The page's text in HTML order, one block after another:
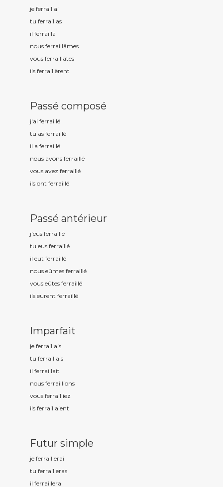
je ferraillai
tu ferraillas
il ferrailla
nous ferraillâmes
vous ferraillâtes
ils ferraillèrent
Passé composé
j'ai ferraillé
tu as ferraillé
il a ferraillé
nous avons ferraillé
vous avez ferraillé
ils ont ferraillé
Passé antérieur
j'eus ferraillé
tu eus ferraillé
il eut ferraillé
nous eûmes ferraillé
vous eûtes ferraillé
ils eurent ferraillé
Imparfait
je ferraillais
tu ferraillais
il ferraillait
nous ferraillions
vous ferrailliez
ils ferraillaient
Futur simple
je ferraillerai
tu ferrailleras
il ferraillera